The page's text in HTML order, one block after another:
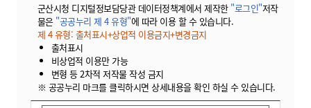
군산시청 디지털정보담당관 데이터정책계에서 제작한 "로그인"저작
물은 "공공누리 제 4 유형"에 따라 이용 할 수 있습니다.
제 4 유형: 출처표시+상업적 이용금지+변경금지
출처표시
비상업적 이용만 가능
변형 등 2차적 저작물 작성 금지
※ 공공누리 마크를 클릭하시면 상세내용을 확인 하실 수 있습니다.